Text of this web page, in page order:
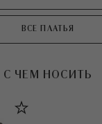
ВСЕ ПЛАТЬЯ
С ЧЕМ НОСИТЬ